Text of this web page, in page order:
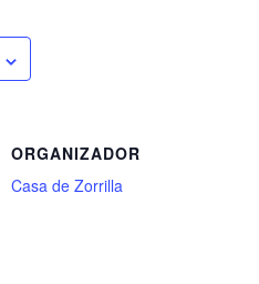
ORGANIZADOR
Casa de Zorrilla